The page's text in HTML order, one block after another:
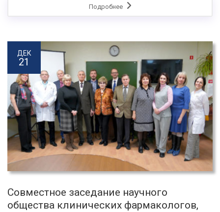
Подробнее
ДЕК
21
Совместное заседание научного
общества клинических фармакологов,